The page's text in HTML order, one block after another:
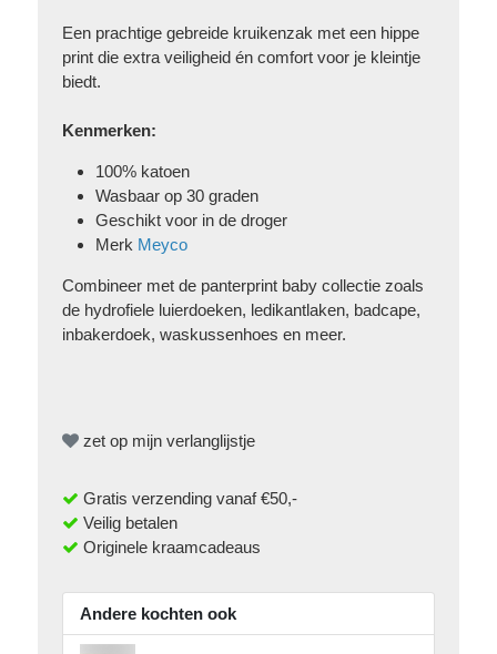
Een prachtige gebreide kruikenzak met een hippe
print die extra veiligheid én comfort voor je kleintje
biedt.
Kenmerken:
100% katoen
Wasbaar op 30 graden
Geschikt voor in de droger
Merk Meyco
Combineer met de panterprint baby collectie zoals
de hydrofiele luierdoeken, ledikantlaken, badcape,
inbakerdoek,waskussenhoes en meer.
zet op mijn verlanglijstje
Gratis verzending vanaf €50,-
Veilig betalen
Originele kraamcadeaus
Andere kochten ook